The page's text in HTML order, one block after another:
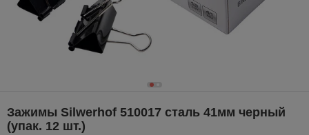
Зажимы Silwerhof 510017 сталь 41мм черный
(упак. 12 шт.)